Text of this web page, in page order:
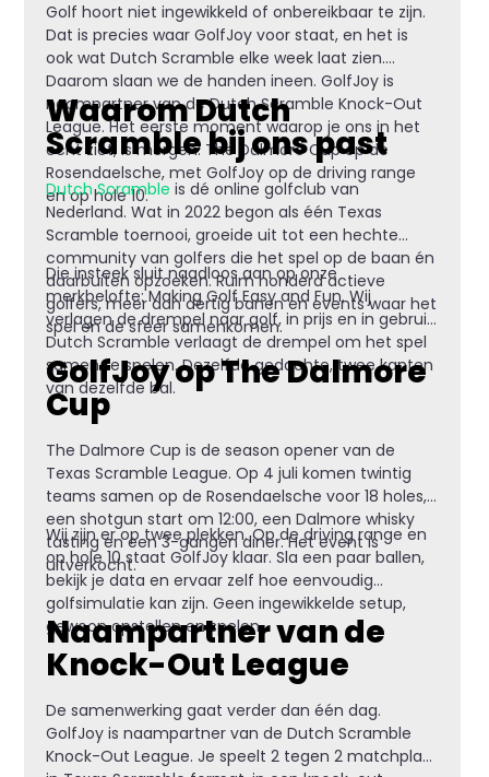
Golf hoort niet ingewikkeld of onbereikbaar te zijn.
Dat is precies waar GolfJoy voor staat, en het is
ook wat Dutch Scramble elke week laat zien.
Daarom slaan we de handen ineen. GolfJoy is
naampartner van de Dutch Scramble Knock-Out
League. Het eerste moment waarop je ons in het
echt ziet, is morgen: The Dalmore Cup op de
Rosendaelsche, met GolfJoy op de driving range
en op hole 10.
Waarom Dutch
Scramble bij ons past
Dutch Scramble is dé online golfclub van
Nederland. Wat in 2022 begon als één Texas
Scramble toernooi, groeide uit tot een hechte
community van golfers die het spel op de baan én
daarbuiten opzoeken. Ruim honderd actieve
golfers, meer dan dertig banen en events waar het
spel en de sfeer samenkomen.
Die insteek sluit naadloos aan op onze
merkbelofte: Making Golf Easy and Fun. Wij
verlagen de drempel naar golf, in prijs en in gebruik.
Dutch Scramble verlaagt de drempel om het spel
samen te spelen. Dezelfde gedachte, twee kanten
van dezelfde bal.
GolfJoy op The Dalmore
Cup
The Dalmore Cup is de season opener van de
Texas Scramble League. Op 4 juli komen twintig
teams samen op de Rosendaelsche voor 18 holes,
een shotgun start om 12:00, een Dalmore whisky
tasting en een 3-gangen diner. Het event is
uitverkocht.
Wij zijn er op twee plekken. Op de driving range en
op hole 10 staat GolfJoy klaar. Sla een paar ballen,
bekijk je data en ervaar zelf hoe eenvoudig
golfsimulatie kan zijn. Geen ingewikkelde setup,
gewoon opstellen en spelen.
Naampartner van de
Knock-Out League
De samenwerking gaat verder dan één dag.
GolfJoy is naampartner van de Dutch Scramble
Knock-Out League. Je speelt 2 tegen 2 matchplay